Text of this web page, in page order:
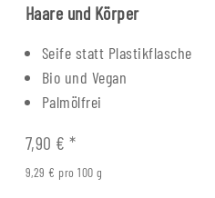
Haare und Körper
Seife statt Plastikflasche
Bio und Vegan
Palmölfrei
7,90 €*
9,29 € pro 100 g